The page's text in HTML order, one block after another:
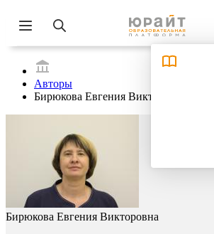
Авторы
Бирюкова Евгения Викторовна
Бирюкова Евгения Викторовна